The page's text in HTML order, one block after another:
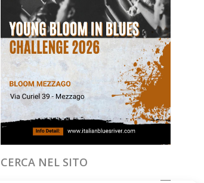
CERCA NEL SITO